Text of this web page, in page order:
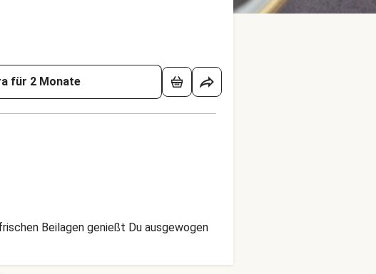
für 2 Monate
Beilagen genießt Du ausgewogen